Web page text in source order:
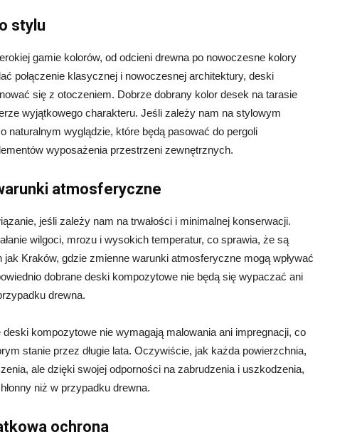
stylu
gamie kolorów, od odcieni drewna po nowoczesne kolory
połączenie klasycznej i nowoczesnej architektury, deski
się z otoczeniem. Dobrze dobrany kolor desek na tarasie
wyjątkowego charakteru. Jeśli zależy nam na stylowym
naturalnym wyglądzie, które będą pasować do pergoli
wyposażenia przestrzeni zewnętrznych.
atmosferyczne
jeśli zależy nam na trwałości i minimalnej konserwacji.
wilgoci, mrozu i wysokich temperatur, co sprawia, że są
Kraków, gdzie zmienne warunki atmosferyczne mogą wpływać
dobrane deski kompozytowe nie będą się wypaczać ani
drewna.
kompozytowe nie wymagają malowania ani impregnacji, co
stanie przez długie lata. Oczywiście, jak każda powierzchnia,
ale dzięki swojej odporności na zabrudzenia i uszkodzenia,
niż w przypadku drewna.
ochrona